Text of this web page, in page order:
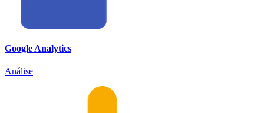
Google Analytics
Análise